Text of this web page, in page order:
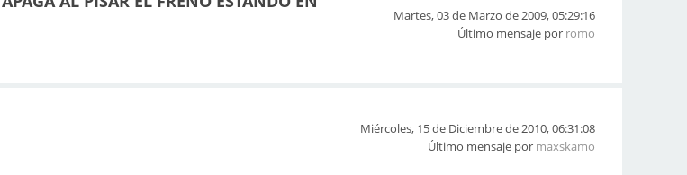
Martes, 03 de Marzo de 2009, 05:29:16
Último mensaje por romo
Miércoles, 15 de Diciembre de 2010, 06:31:08
Último mensaje por maxskamo